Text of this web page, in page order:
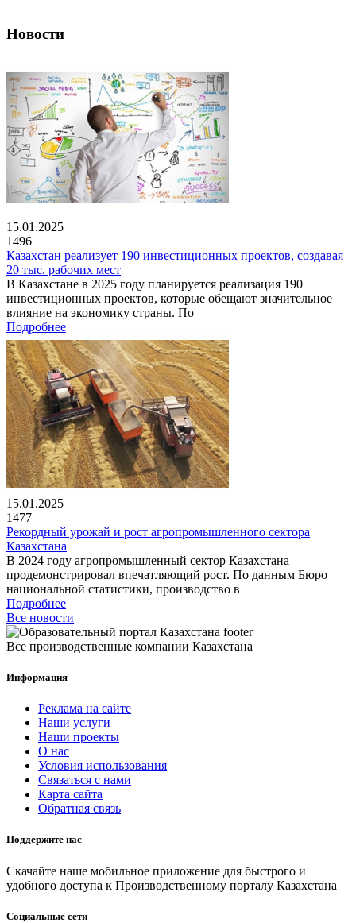
Новости
15.01.2025
1496
Казахстан реализует 190 инвестиционных проектов, создавая
20 тыс. рабочих мест
В Казахстане в 2025 году планируется реализация 190
инвестиционных проектов, которые обещают значительное
влияние на экономику страны. По
Подробнее
15.01.2025
1477
Рекордный урожай и рост агропромышленного сектора
Казахстана
В 2024 году агропромышленный сектор Казахстана
продемонстрировал впечатляющий рост. По данным Бюро
национальной статистики, производство в
Подробнее
Все новости
Все производственные компании Казахстана
Информация
Реклама на сайте
Наши услуги
Наши проекты
О нас
Условия использования
Связаться с нами
Карта сайта
Обратная связь
Поддержите нас
Скачайте наше мобильное приложение для быстрого и
удобного доступа к Производственному порталу Казахстана
Социальные сети